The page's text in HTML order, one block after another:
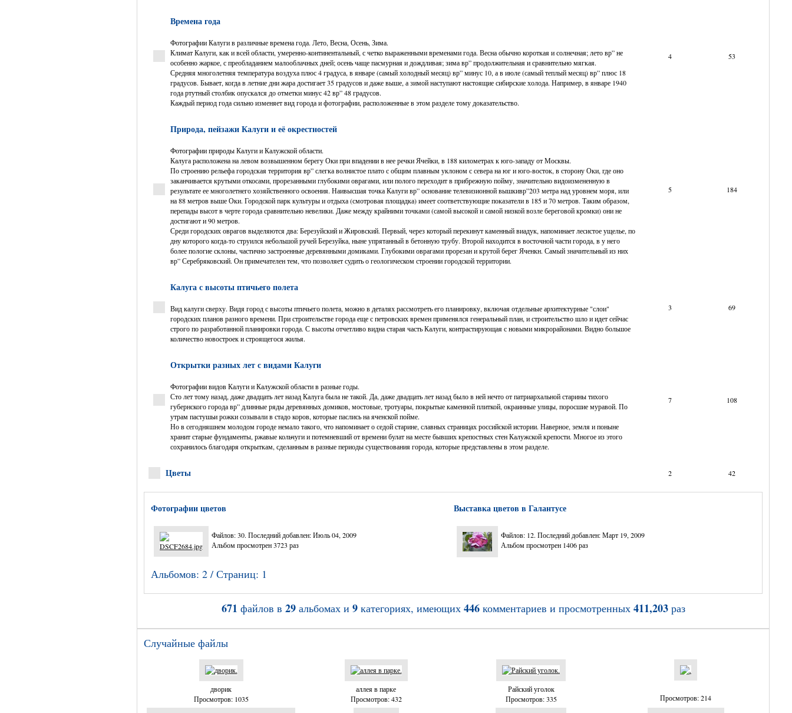
Времена года
Фотографии Калуги в различные времена года. Лето, Весна, Осень, Зима.
Климат Калуги, как и всей области, умеренно-континентальный, с четко выраженными временами года. Весна обычно короткая и солнечная; лето вр” не
особенно жаркое, с преобладанием малооблачных дней; осень чаще пасмурная и дождливая; зима вр” продолжительная и сравнительно мягкая.
Средняя многолетняя температура воздуха плюс 4 градуса, в январе (самый холодный месяц) вр” минус 10, а в июле (самый теплый месяц) вр” плюс 18
градусов. Бывает, когда в летние дни жара достигает 35 градусов и даже выше, а зимой наступают настоящие сибирские холода. Например, в январе 1940
года ртутный столбик опускался до отметки минус 42 вр” 48 градусов.
Каждый период года сильно изменяет вид города и фотографии, расположенные в этом разделе тому доказательство.
4 53
Природа, пейзажи Калуги и её окрестностей
Фотографии природы Калуги и Калужской области.
Калуга расположена на левом возвышенном берегу Оки при впадении в нее речки Ячейки, в 188 километрах к юго-западу от Москвы.
По строению рельефа городская территория вр” слегка волнистое плато с общим плавным уклоном с севера на юг и юго-восток, в сторону Оки, где оно
заканчивается крутыми откосами, прорезанными глубокими оврагами, или полого переходит в прибрежную пойму, значительно видоизмененную в
результате ее многолетнего хозяйственного освоения. Наивысшая точка Калуги вр” основание телевизионной вышкивр”203 метра над уровнем моря, или
на 88 метров выше Оки. Городской парк культуры и отдыха (смотровая площадка) имеет соответствующие показатели в 185 и 70 метров. Таким образом,
перепады высот в черте города сравнительно невелики. Даже между крайними точками (самой высокой и самой низкой возле береговой кромки) они не
достигают и 90 метров.
Среди городских оврагов выделяются два: Березуйский и Жировский. Первый, через который перекинут каменный виадук, напоминает лесистое ущелье, по
дну которого когда-то струился небольшой ручей Березуйка, ныне упрятанный в бетонную трубу. Второй находится в восточной части города, в у него
более пологие склоны, частично застроенные деревянными домиками. Глубокими оврагами прорезан и крутой берег Яченкн. Самый значительный из них
вр” Серебряковский. Он примечателен тем, что позволяет судить о геологическом строении городской территории.
5 184
Калуга с высоты птичьего полета
Вид калуги сверху. Видя город с высоты птичьего полета, можно в деталях рассмотреть его планировку, включая отдельные архитектурные "слои"
городских планов разного времени. При строительстве города еще с петровских времен применялся генеральный план, и строительство шло и идет сейчас
строго по разработанной планировки города. С высоты отчетливо видна старая часть Калуги, контрастирующая с новыми микрорайонами. Видно большое
количество новостроек и строящегося жилья.
3 69
Открытки разных лет с видами Калуги
Фотографии видов Калуги и Калужской области в разные годы.
Сто лет тому назад, даже двадцать лет назад Калуга была не такой. Да, даже двадцать лет назад было в ней нечто от патриархальной старины тихого
губернского города вр” длинные ряды деревянных домиков, мостовые, тротуары, покрытые каменной плиткой, окраинные улицы, поросшие муравой. По
утрам пастушьи рожки созывали в стадо коров, которые паслись на яченской пойме.
Но в сегодняшнем молодом городе немало такого, что напоминает о седой старине, славных страницах российской истории. Наверное, земля и поныне
хранит старые фундаменты, ржавые кольчуги и потемневший от времени булат на месте бывших крепостных стен Калужской крепости. Многое из этого
сохранилось благодаря открыткам, сделанным в разные периоды существования города, которые представлены в этом разделе.
7 108
Цветы 2 42
Фотографии цветов
Файлов: 30. Последний добавлен: Июль 04, 2009
Альбом просмотрен 3723 раз
Выставка цветов в Галантусе
Файлов: 12. Последний добавлен: Март 19, 2009
Альбом просмотрен 1406 раз
Альбомов: 2 / Страниц: 1
671 файлов в 29альбомах и 9категориях, имеющих 446комментариев и просмотренных 411,203раз
Случайные файлы
дворик
Просмотров: 1035
аллея в парке
Просмотров: 432
Райский уголок
Просмотров: 335
Просмотров: 214